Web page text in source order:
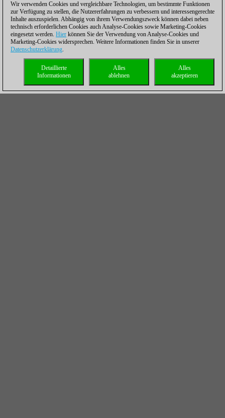
Wir verwenden Cookies und vergleichbare Technologien, um bestimmte Funktionen
zur Verfügung zu stellen, die Nutzererfahrungen zu verbessern und interessengerechte
Inhalte auszuspielen. Abhängig von ihrem Verwendungszweck können dabei neben
technisch erforderlichen Cookies auch Analyse-Cookies sowie Marketing-Cookies
eingesetzt werden. Hier können Sie der Verwendung von Analyse-Cookies und
Marketing-Cookies widersprechen. Weitere Informationen finden Sie in unserer
Datenschutzerklärung.
Alles
akzeptieren
Alles
ablehnen
Detaillierte
Informationen